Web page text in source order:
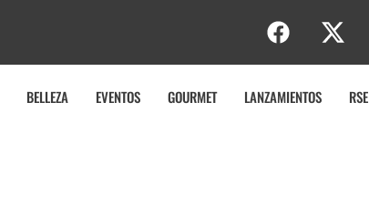
BELLEZA EVENTOS GOURMET LANZAMIENTOS RSE